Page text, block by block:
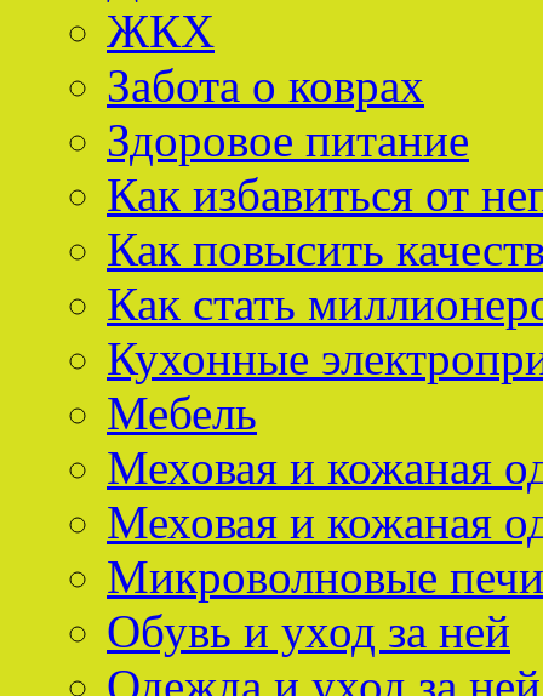
ЖКХ
Забота о коврах
Здоровое питание
Как избавиться от
Как повысить
Как стать
Кухонные
Мебель
Меховая и кожаная
Меховая и кожаная
Микроволновые печи
Обувь и уход за ней